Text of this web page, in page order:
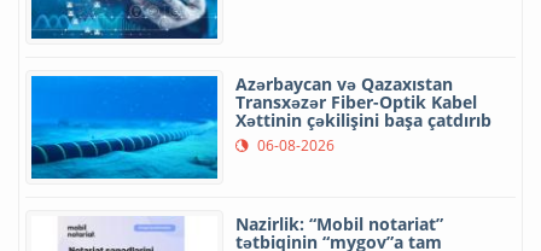
Azərbaycan və Qazaxıstan
Transxəzər Fiber-Optik Kabel
Xəttinin çəkilişini başa çatdırıb
06-08-2026
Nazirlik: “Mobil notariat”
tətbiqinin “mygov”a tam